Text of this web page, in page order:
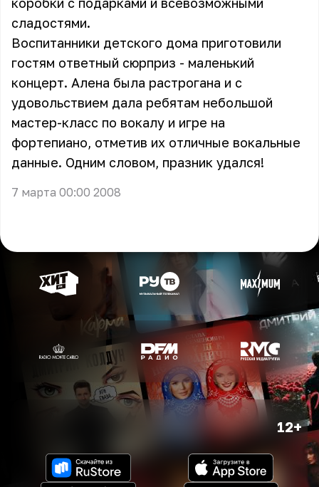
сладостями.
Воспитанники детского дома приготовили
гостям ответный сюрприз - маленький
концерт. Алена была растрогана и с
удовольствием дала ребятам небольшой
мастер-класс по вокалу и игре на
фортепиано, отметив их отличные вокальные
данные. Одним словом, празник удался!
7 марта 00:00 2008
12+